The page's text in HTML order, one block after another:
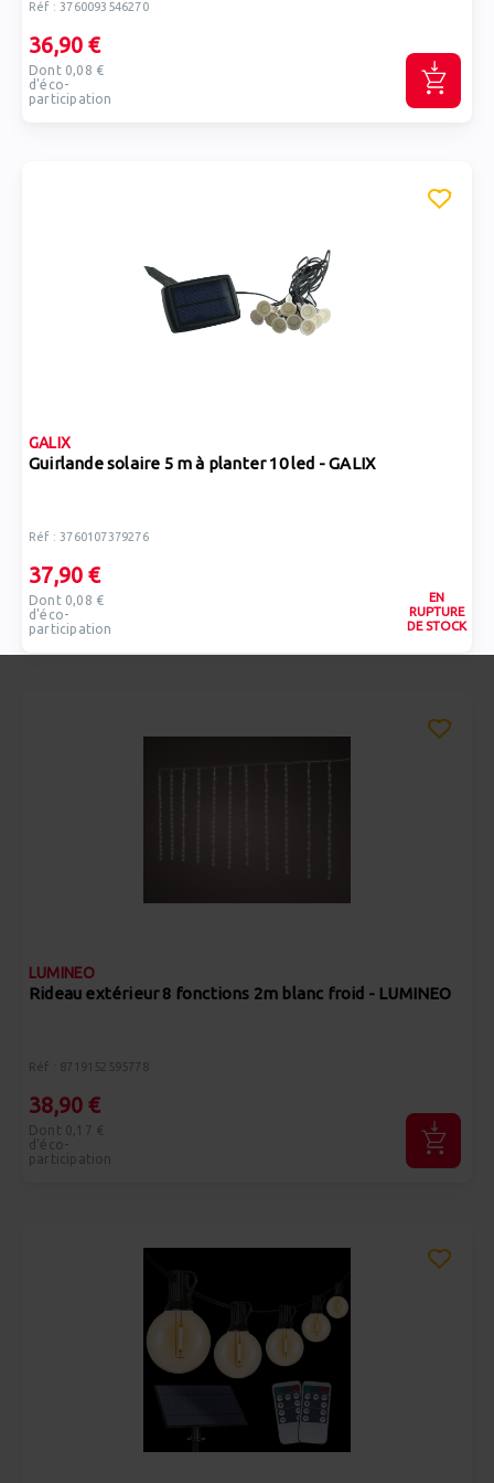
Réf : 3760093546270
36,90 €
Dont 0,08 €
d'éco-
participation
GALIX
Guirlande solaire 5 m à planter 10 led - GALIX
Réf : 3760107379276
37,90 €
Dont 0,08 €
d'éco-
participation
EN
RUPTURE
DE STOCK
LUMINEO
Rideau extérieur 8 fonctions 2m blanc froid - LUMINEO
Réf : 8719152595778
38,90 €
Dont 0,17 €
d'éco-
participation